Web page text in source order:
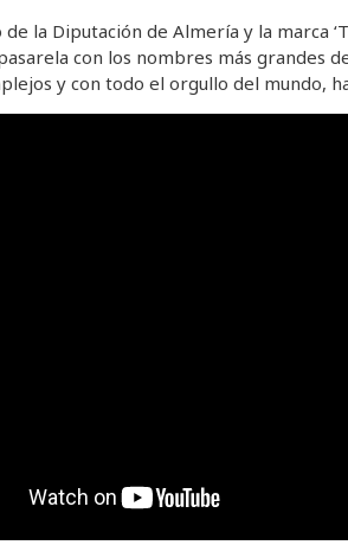
de la Diputación de Almería y la marca
con los nombres más grandes
y con todo el orgullo del mundo,